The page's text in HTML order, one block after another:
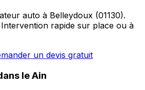
auto à Belleydoux (01130).
rapide sur place ou à
un devis gratuit
leAin